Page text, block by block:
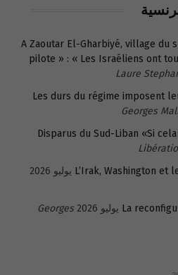
A Zaoutar El-Gharbiyé, village du
pilote » : « Les Israéliens ont
Laure
Les durs du régime imposent
Georges
Disparus du Sud-Liban «Si
L’Irak, Washington et
La
Georges